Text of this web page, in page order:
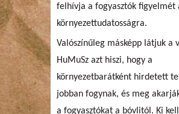
felhívja a fogyasztók figyelmét
környezettudatosságra.
Valószínűleg másképp látjuk a
HuMuSz azt hiszi, hogy a
környezetbarátként hirdetett
jobban fogynak, és meg
a fogyasztókat a bóvlitól. Ki kell